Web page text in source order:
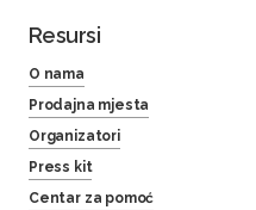
Resursi
O nama
Prodajna mjesta
Organizatori
Press kit
Centar za pomoć